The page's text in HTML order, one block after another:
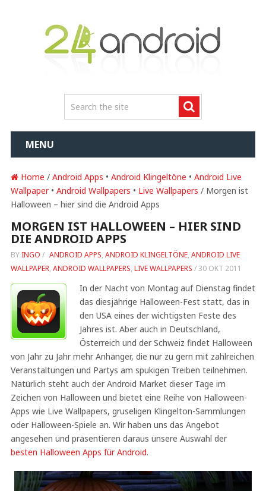
MENU
Home / Android Apps • Android Klingeltöne • Android Live
Wallpaper• Android Wallpapers • Live Wallpapers / Morgen ist
Halloween – hier sind die Android Apps
MORGEN IST HALLOWEEN – HIER SIND
DIE ANDROID APPS
BY INGO / ANDROID APPS, ANDROID KLINGELTÖNE, ANDROID LIVE
WALLPAPER, ANDROID WALLPAPERS, LIVE WALLPAPERS /30 OKT 2011
In der Nacht von Montag auf Dienstag findet
das diesjährige Halloween-Fest statt, das in
den USA eines der wichtigsten Feste des
Jahres ist. Aber auch in Deutschland,
Österreich und der Schweiz findet Halloween
von Jahr zu Jahr mehr Anhänger, die nur zu gern mit zahlreichen
Veranstaltungen und Partys am spukigen Treiben teilnehmen.
Natürlich steht auch der Android Market dieser Tage im
Zeichen von Halloween und bietet eine Reihe von Halloween-
Apps wie Live Wallpapers, gruseligen Klingelton-Sammlungen
oder Halloween-Spiele an. Wir haben uns das Angebot
angesehen und präsentieren daraus unsere Auswahl der
besten Halloween Apps für Android.